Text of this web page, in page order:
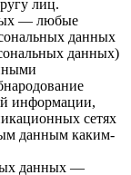
лиц.
— любые
данных
данных)
информации,
сетях
данным каким-
данных —